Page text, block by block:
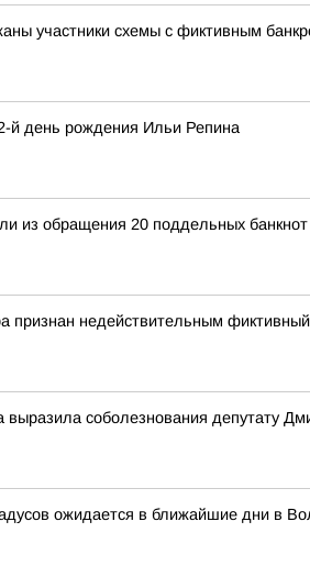
участники схемы с фиктивным
й день рождения Ильи Репина
из обращения 20 поддельных
признан недействительным
выразила соболезнования депутату
ожидается в ближайшие дни в